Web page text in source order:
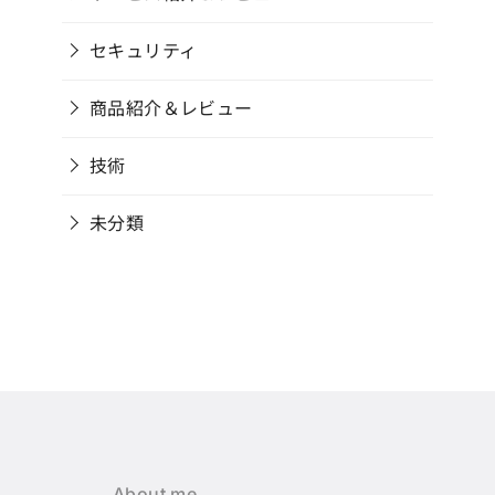
セキュリティ
商品紹介＆レビュー
技術
未分類